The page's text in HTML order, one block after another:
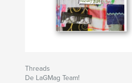
Threads
De LaGMag Team!